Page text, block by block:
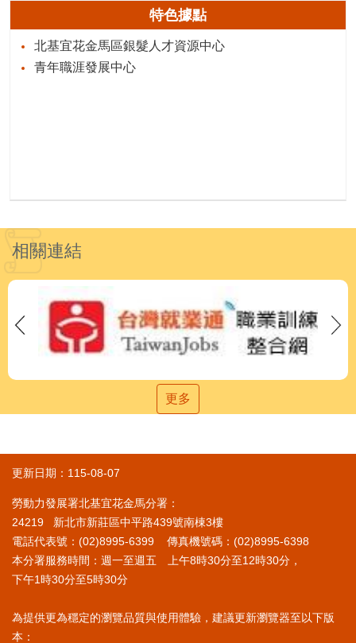
特色據點
北基宜花金馬區銀髮人才資源中心
青年職涯發展中心
相關連結
更多
更新日期：115-08-07
勞動力發展署北基宜花金馬分署：
24219 新北市新莊區中平路439號南棟3樓
電話代表號：(02)8995-6399 傳真機號碼：(02)8995-6398
本分署服務時間：週一至週五 上午8時30分至12時30分，
下午1時30分至5時30分
為提供更為穩定的瀏覽品質與使用體驗，建議更新瀏覽器至以下版
本：